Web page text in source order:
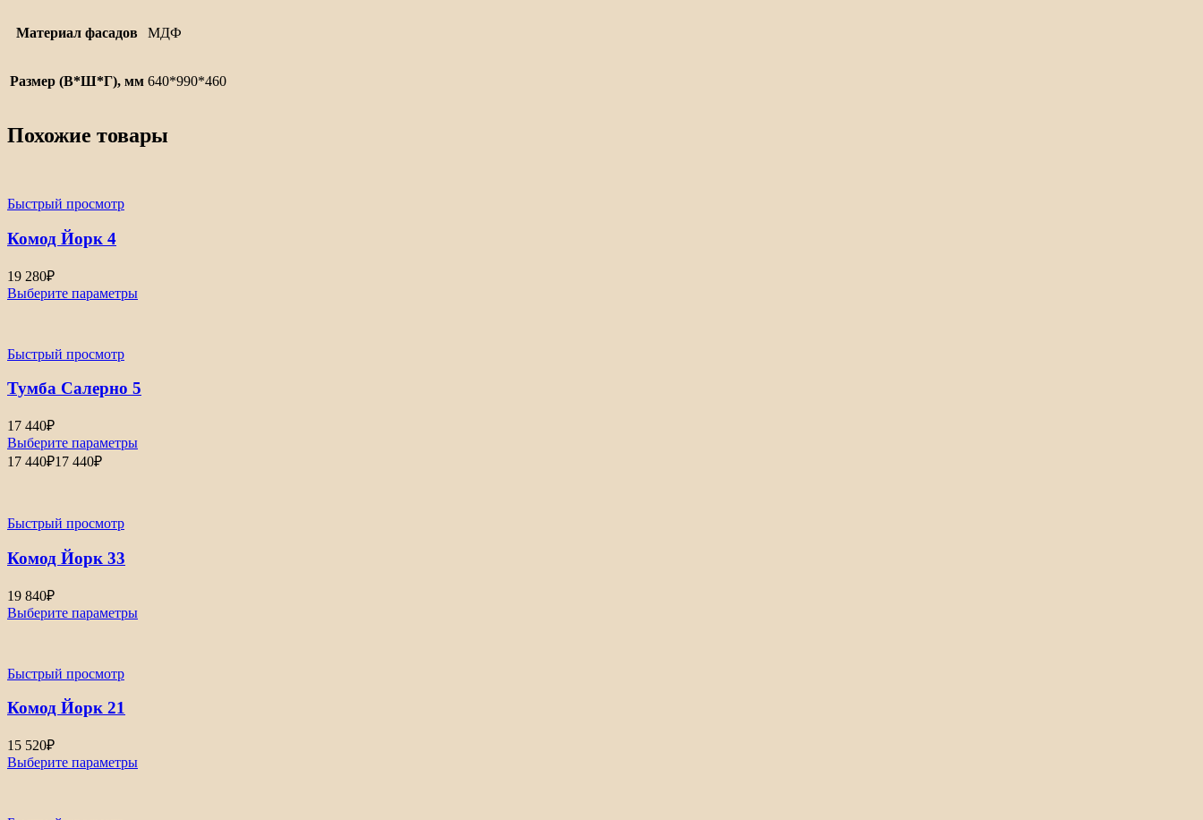
Материал фасадов МДФ
Размер (В*Ш*Г), мм 640*990*460
Похожие товары
Быстрый просмотр
Комод Йорк 4
19 280₽
Выберите параметры
Быстрый просмотр
Тумба Салерно 5
17 440₽
Выберите параметры
17 440₽17 440₽
Быстрый просмотр
Комод Йорк 33
19 840₽
Выберите параметры
Быстрый просмотр
Комод Йорк 21
15 520₽
Выберите параметры